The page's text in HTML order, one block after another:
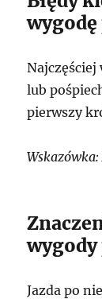
Najczęściej
lub
pierwszy
Jazda po